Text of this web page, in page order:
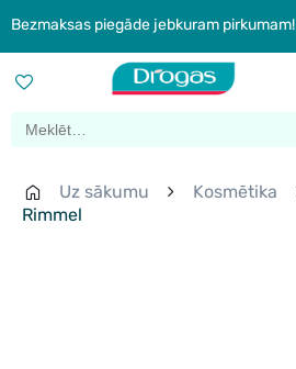
Bezmaksas piegāde jebkuram pirkumam!
Uz sākumu Kosmētika
Rimmel